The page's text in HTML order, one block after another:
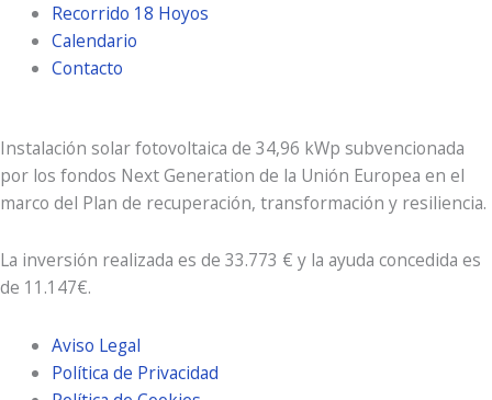
Recorrido 18 Hoyos
Calendario
Contacto
Instalación solar fotovoltaica de 34,96 kWp subvencionada
por los fondos Next Generation de la Unión Europea en el
marco del Plan de recuperación, transformación y resiliencia.
La inversión realizada es de 33.773 € y la ayuda concedida es
de 11.147€.
Aviso Legal
Política de Privacidad